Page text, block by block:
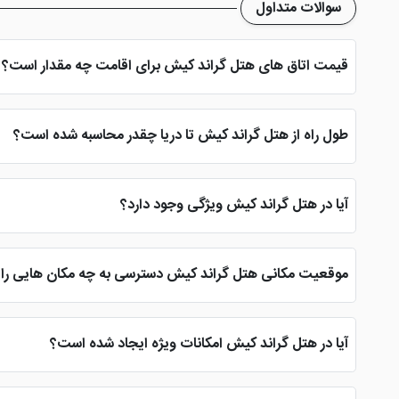
سوالات متداول
قیمت اتاق های هتل گراند کیش برای اقامت چه مقدار است؟
در هتل گراند کیش ارزان ترین واحد اقامتی با نرخ 290 هزار تومان برای هرشب و گران ترین واحد اقامتی را با قیمت 445 هزار تومان در اختیار گردشگران
طول راه از هتل گراند کیش تا دریا چقدر محاسبه شده است؟
دهند.
آیا در هتل گراند کیش ویژگی وجود دارد؟
مهم ترین ویژگی هتل گراند کیش موقعیت مکانی عالی آن می باشد که
ستاره امکانات ویژه تری را به مهمانان خود ارائه می دهد که
موقعیت مکانی هتل گراند کیش دسترسی به چه مکان هایی
هتل گراند کیش یک پیشنهاد عالی برای علاقه مندان به خرید و
عزیزان فراهم کند. بازار مریم نیز در فاصله بسیار کم از هتل واقع می
آیا در هتل گراند کیش امکانات ویژه ایجاد شده است؟
هتل گراند کیش علاوه بر ارائه امکانات اصلی با بهترین کیفیت،